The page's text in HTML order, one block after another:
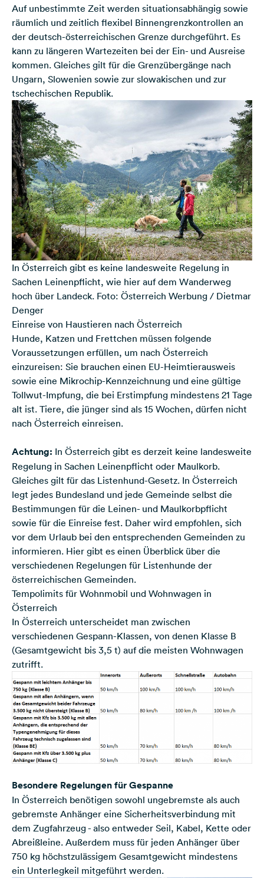
Auf unbestimmte Zeit werden situationsabhängig sowie
räumlich und zeitlich flexibel Binnengrenzkontrollen an
der deutsch-österreichischen Grenze durchgeführt. Es
kann zu längeren Wartezeiten bei der Ein- und Ausreise
kommen. Gleiches gilt für die Grenzübergänge nach
Ungarn, Slowenien sowie zur slowakischen und zur
tschechischen Republik.
In Österreich gibt es keine landesweite Regelung in
Sachen Leinenpflicht, wie hier auf dem Wanderweg
hoch über Landeck. Foto: Österreich Werbung / Dietmar
Denger
Einreise von Haustieren nach Österreich
Hunde, Katzen und Frettchen müssen folgende
Voraussetzungen erfüllen, um nach Österreich
einzureisen: Sie brauchen einen EU-Heimtierausweis
sowie eine Mikrochip-Kennzeichnung und eine gültige
Tollwut-Impfung, die bei Erstimpfung mindestens 21 Tage
alt ist. Tiere, die jünger sind als 15 Wochen, dürfen nicht
nach Österreich einreisen.
Achtung: In Österreich gibt es derzeit keine landesweite
Regelung in Sachen Leinenpflicht oder Maulkorb.
Gleiches gilt für das Listenhund-Gesetz. In Österreich
legt jedes Bundesland und jede Gemeinde selbst die
Bestimmungen für die Leinen- und Maulkorbpflicht
sowie für die Einreise fest. Daher wird empfohlen, sich
vor dem Urlaub bei den entsprechenden Gemeinden zu
informieren. Hier gibt es einen Überblick über die
verschiedenen Regelungen für Listenhunde der
österreichischen Gemeinden.
Tempolimits für Wohnmobil und Wohnwagen in
Österreich
In Österreich unterscheidet man zwischen
verschiedenen Gespann-Klassen, von denen Klasse B
(Gesamtgewicht bis 3,5 t) auf die meisten Wohnwagen
zutrifft.
Besondere Regelungen für Gespanne
In Österreich benötigen sowohl ungebremste als auch
gebremste Anhänger eine Sicherheitsverbindung mit
dem Zugfahrzeug - also entweder Seil, Kabel, Kette oder
Abreißleine. Außerdem muss für jeden Anhänger über
750 kg höchstzulässigem Gesamtgewicht mindestens
ein Unterlegkeil mitgeführt werden.